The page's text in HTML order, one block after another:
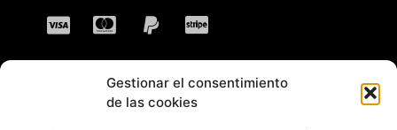
Gestionar el consentimiento
de las cookies
CONTACTO